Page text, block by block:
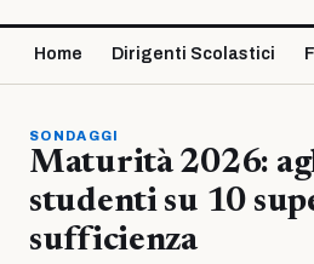
Home Dirigenti Scolastici
SONDAGGI
Maturità 2026:
studenti su 10
sufficienza